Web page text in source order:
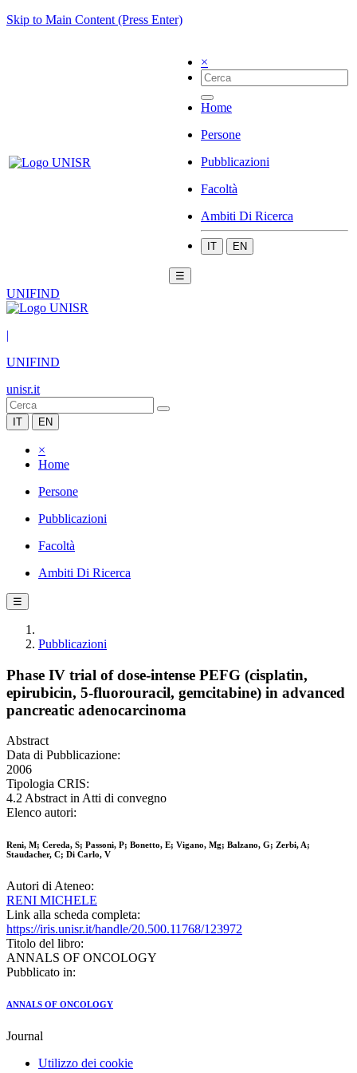
Skip to Main Content (Press Enter)
×
Home
Persone
Pubblicazioni
Facoltà
Ambiti Di Ricerca
IT EN
☰
UNIFIND
|
UNIFIND
unisr.it
IT EN
×
Home
Persone
Pubblicazioni
Facoltà
Ambiti Di Ricerca
☰
Pubblicazioni
Phase IV trial of dose-intense PEFG (cisplatin,
epirubicin, 5-fluorouracil, gemcitabine) in advanced
pancreatic adenocarcinoma
Abstract
Data di Pubblicazione:
2006
Tipologia CRIS:
4.2 Abstract in Atti di convegno
Elenco autori:
Reni, M; Cereda, S; Passoni, P; Bonetto, E; Vigano, Mg; Balzano, G; Zerbi, A;
Staudacher, C; Di Carlo, V
Autori di Ateneo:
RENI MICHELE
Link alla scheda completa:
https://iris.unisr.it/handle/20.500.11768/123972
Titolo del libro:
ANNALS OF ONCOLOGY
Pubblicato in:
ANNALS OF ONCOLOGY
Journal
Utilizzo dei cookie